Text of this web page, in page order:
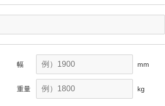
幅 mm
重量 kg